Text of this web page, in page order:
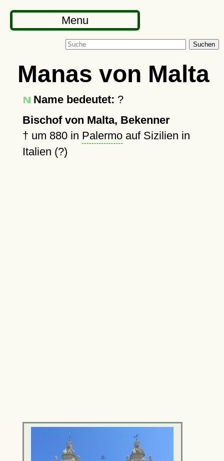
Menu
Suchen
Manas von Malta
Name bedeutet: ?
Bischof von Malta, Bekenner
† um 880in Palermoauf Sizilien in
Italien (?)